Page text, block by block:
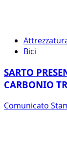
Bici
SARTO
CARBONIO
Comunicato